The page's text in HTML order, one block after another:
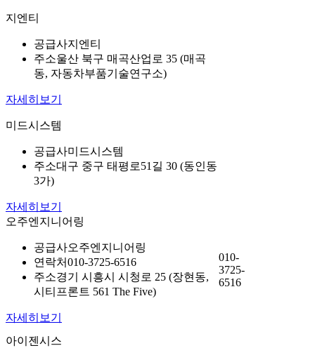
지엔티
공급사지엔티
주소울산 북구 매곡산업로 35 (매곡
동, 자동차부품기술연구소)
자세히보기
미드시스템
공급사미드시스템
주소대구 중구 태평로51길 30 (동인동
3가)
자세히보기
오주엔지니어링
공급사오주엔지니어링
연락처010-3725-6516
주소경기 시흥시 시청로 25 (장현동,
시티프론트 561 The Five)
자세히보기
010-
3725-
6516
아이젠시스